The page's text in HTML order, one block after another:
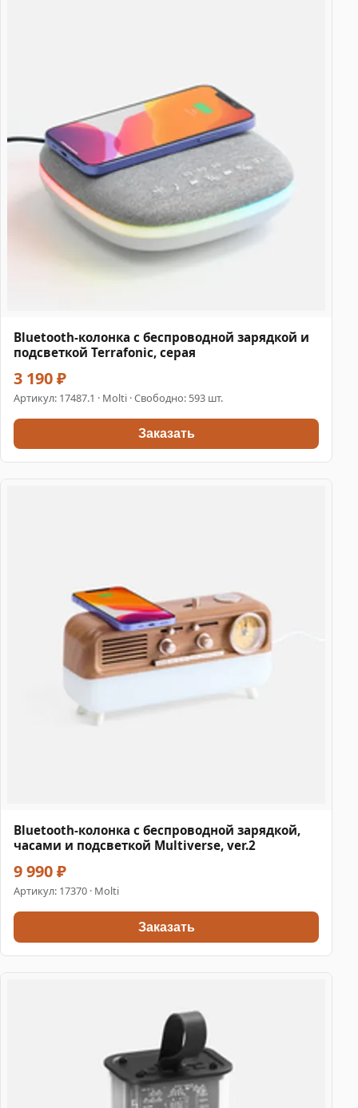
Bluetooth-колонка с беспроводной зарядкой и
подсветкой Terrafonic, серая
3 190 ₽
Артикул: 17487.1 · Molti · Свободно: 593 шт.
Заказать
Bluetooth-колонка с беспроводной зарядкой,
часами и подсветкой Multiverse, ver.2
9 990 ₽
Артикул: 17370 · Molti
Заказать